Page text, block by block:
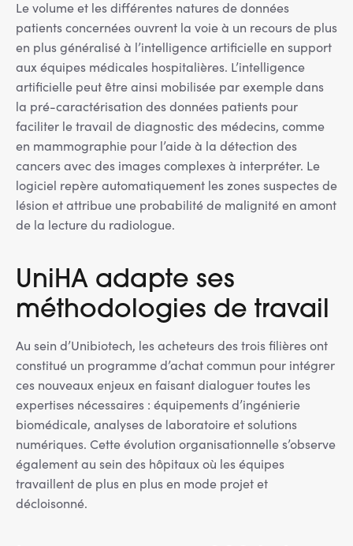
Le volume et les différentes natures de données
patients concernées ouvrent la voie à un recours de plus
en plus généralisé à l’intelligence artificielle en support
aux équipes médicales hospitalières. L’intelligence
artificielle peut être ainsi mobilisée par exemple dans
la pré-caractérisation des données patients pour
faciliter le travail de diagnostic des médecins, comme
en mammographie pour l’aide à la détection des
cancers avec des images complexes à interpréter. Le
logiciel repère automatiquement les zones suspectes de
lésion et attribue une probabilité de malignité en amont
de la lecture du radiologue.
UniHA adapte ses
méthodologies de travail
Au sein d’Unibiotech, les acheteurs des trois filières ont
constitué un programme d’achat commun pour intégrer
ces nouveaux enjeux en faisant dialoguer toutes les
expertises nécessaires : équipements d’ingénierie
biomédicale, analyses de laboratoire et solutions
numériques. Cette évolution organisationnelle s’observe
également au sein des hôpitaux où les équipes
travaillent de plus en plus en mode projet et
décloisonné.